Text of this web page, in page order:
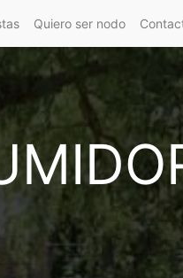
Quiero ser nodo